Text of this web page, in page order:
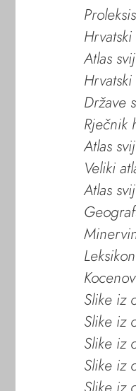
Atlas
Države
Rječnik
Atlas
Veliki
Atlas
Slike iz
Slike iz
Slike iz
Slike iz